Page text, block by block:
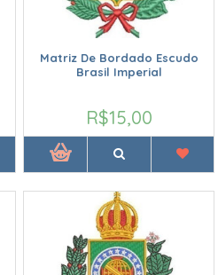
Matriz De Bordado Escudo
Brasil Imperial
R$15,00